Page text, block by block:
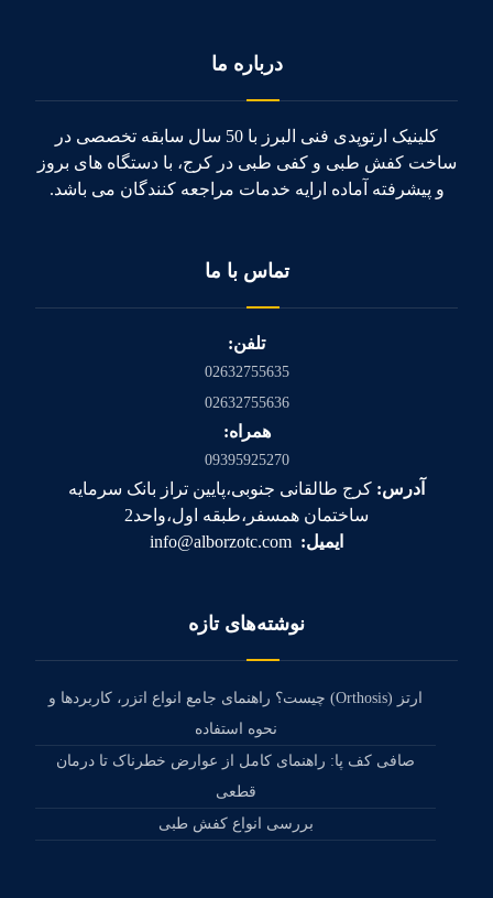
درباره ما
کلینیک ارتوپدی فنی البرز با 50 سال سابقه تخصصی در
ساخت کفش طبی و کفی طبی در کرج، با دستگاه های بروز
و پیشرفته آماده ارایه خدمات مراجعه کنندگان می باشد.
تماس با ما
تلفن:
02632755635
02632755636
همراه:
09395925270
آدرس: کرج طالقانی جنوبی،پایین تراز بانک سرمایه
ساختمان همسفر،طبقه اول،واحد2
ایمیل:
نوشته‌های تازه
ارتز (Orthosis) چیست؟ راهنمای جامع انواع اتزر، کاربردها و
نحوه استفاده
صافی کف پا: راهنمای کامل از عوارض خطرناک تا درمان
قطعی
بررسی انواع کفش طبی